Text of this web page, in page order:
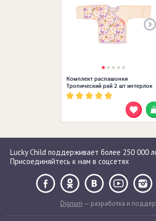
Комплект распашонки
Тропический рай 2 шт интерлок
Lucky Child поддерживает более 250 000
Присоединяйтесь к нам в соцсетях
Digrium — разработка и